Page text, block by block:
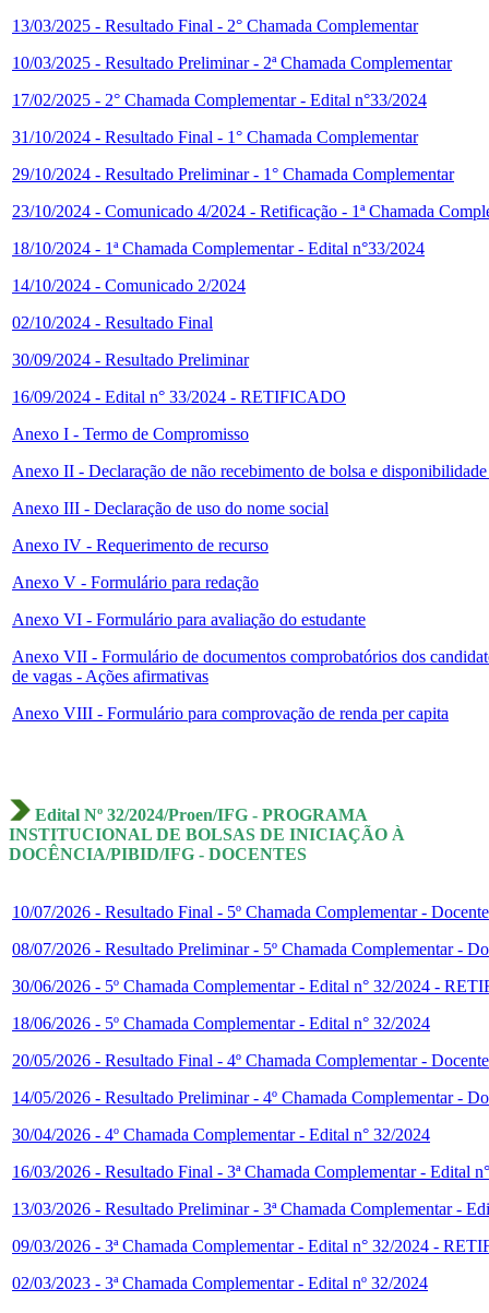
13/03/2025 - Resultado Final - 2° Chamada Complementar
10/03/2025 - Resultado Preliminar - 2ª Chamada Complementar
17/02/2025 - 2° Chamada Complementar - Edital n°33/2024
31/10/2024 - Resultado Final - 1° Chamada Complementar
29/10/2024 - Resultado Preliminar - 1° Chamada Complementar
23/10/2024 - Comunicado 4/2024 - Retificação - 1ª Chamada
18/10/2024 - 1ª Chamada Complementar - Edital n°33/2024
14/10/2024 - Comunicado 2/2024
02/10/2024 - Resultado Final
30/09/2024 - Resultado Preliminar
16/09/2024 - Edital n° 33/2024 - RETIFICADO
Anexo I - Termo de Compromisso
Anexo II - Declaração de não recebimento de bolsa e
Anexo III - Declaração de uso do nome social
Anexo IV - Requerimento de recurso
Anexo V - Formulário para redação
Anexo VI - Formulário para avaliação do estudante
Anexo VII - Formulário de documentos comprobatórios dos
de vagas - Ações afirmativas
Anexo VIII - Formulário para comprovação de renda per capita
Edital Nº 32/2024/Proen/IFG - PROGRAMA
INSTITUCIONAL DE BOLSAS DE INICIAÇÃO À
DOCÊNCIA/PIBID/IFG - DOCENTES
10/07/2026 - Resultado Final - 5º Chamada Complementar -
08/07/2026 - Resultado Preliminar - 5º Chamada Complementar -
30/06/2026 - 5º Chamada Complementar - Edital n° 32/2024 -
18/06/2026 - 5º Chamada Complementar - Edital n° 32/2024
20/05/2026 - Resultado Final - 4º Chamada Complementar -
14/05/2026 - Resultado Preliminar - 4º Chamada Complementar -
30/04/2026 - 4º Chamada Complementar - Edital n° 32/2024
16/03/2026 - Resultado Final - 3ª Chamada Complementar - Edital
13/03/2026 - Resultado Preliminar - 3ª Chamada Complementar -
09/03/2026 - 3ª Chamada Complementar - Edital n° 32/2024 -
02/03/2023 - 3ª Chamada Complementar - Edital nº 32/2024